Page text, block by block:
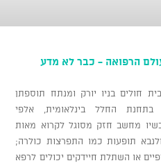
הרפואה - כבר לא מדע
חולים בניו יורק ומנתח תוספתן
בתחנת החלל בינלאומית, אלפי
מחשב חזק מסוגל לקרוא מאות
תופעות כמו התפרצות כולרה;
או השתלת חיידקים יכולים לרפא